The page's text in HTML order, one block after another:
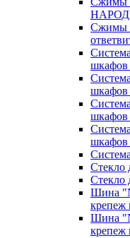
Сжимы
шкафов
шкафов
шкафов
шкафов
Стекло
Шина
крепеж
Шина
крепеж